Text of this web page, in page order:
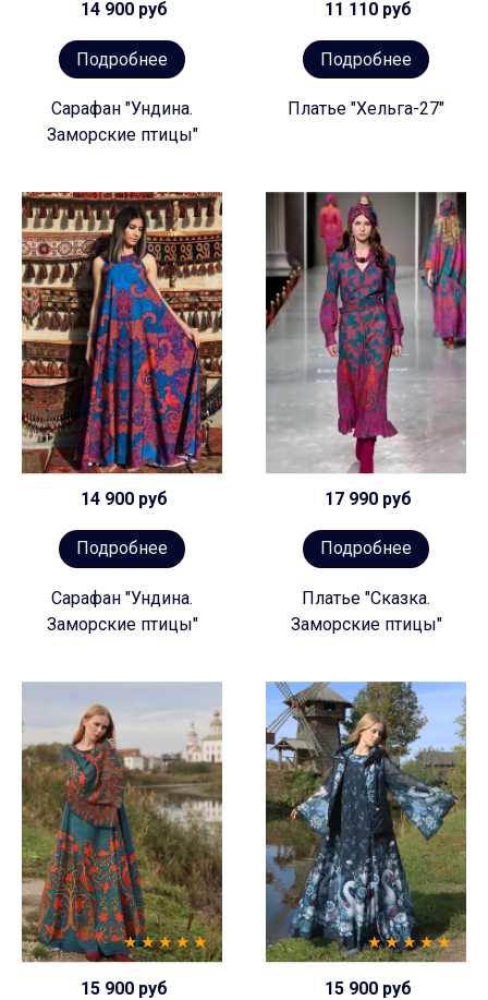
14 900 руб
Подробнее
Сарафан "Ундина.
Заморские птицы"
11 110 руб
Подробнее
Платье "Хельга-27"
14 900 руб
Подробнее
Сарафан "Ундина.
Заморские птицы"
17 990 руб
Подробнее
Платье "Сказка.
Заморские птицы"
15 900 руб 15 900 руб